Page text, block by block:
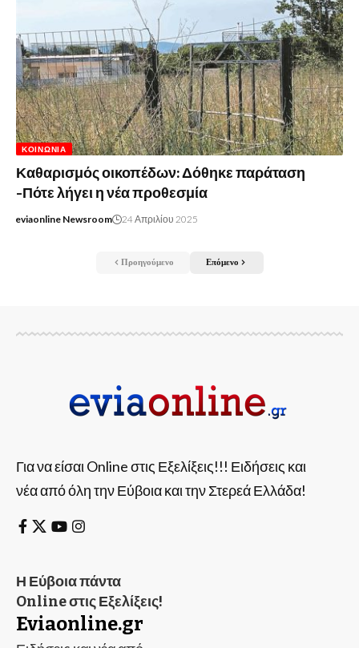
ΚΟΙΝΩΝΊΑ
Καθαρισμός οικοπέδων: Δόθηκε παράταση
-Πότε λήγει η νέα προθεσμία
eviaonline Newsroom 24 Απριλίου 2025
Προηγούμενο Επόμενο
Για να είσαι Online στις Εξελίξεις!!! Ειδήσεις και
νέα από όλη την Εύβοια και την Στερεά Ελλάδα!
Η Εύβοια πάντα
Online στις Εξελίξεις!
Eviaonline.gr